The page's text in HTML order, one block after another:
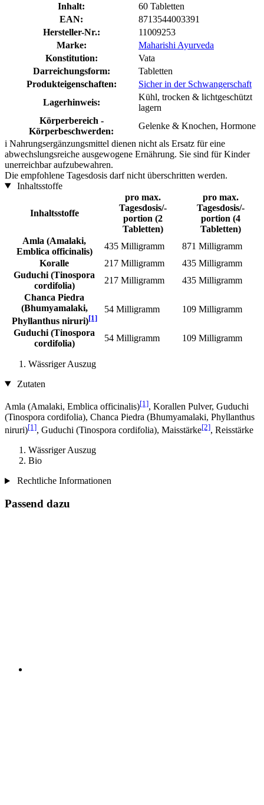
Inhalt:
60 Tabletten
EAN:
8713544003391
Hersteller-Nr.:
11009253
Marke:
Maharishi Ayurveda
Konstitution:
Vata
Darreichungsform:
Tabletten
Produkteigenschaften:
Sicher in der Schwangerschaft
Lagerhinweis:
Kühl, trocken & lichtgeschützt
lagern
Körperbereich -
Körperbeschwerden:
Gelenke & Knochen, Hormone
i Nahrungsergänzungsmittel dienen nicht als Ersatz für eine
abwechslungsreiche ausgewogene Ernährung. Sie sind für Kinder
unerreichbar aufzubewahren.
Die empfohlene Tagesdosis darf nicht überschritten werden.
Inhaltsstoffe
Inhaltsstoffe
pro max.
Tagesdosis/-
portion (2
Tabletten)
pro max.
Tagesdosis/-
portion (4
Tabletten)
Amla (Amalaki,
Emblica officinalis)
435 Milligramm
871 Milligramm
Koralle
217 Milligramm
435 Milligramm
Guduchi (Tinospora
cordifolia)
217 Milligramm
435 Milligramm
Chanca Piedra
(Bhumyamalaki,
Phyllanthus niruri)[1]
54 Milligramm 109 Milligramm
Guduchi (Tinospora
cordifolia)
54 Milligramm 109 Milligramm
Wässriger Auszug
Zutaten
Amla (Amalaki, Emblica officinalis)[1], Korallen Pulver, Guduchi
(Tinospora cordifolia), Chanca Piedra (Bhumyamalaki, Phyllanthus
niruri)[1], Guduchi (Tinospora cordifolia), Maisstärke[2], Reisstärke
Wässriger Auszug
Bio
Rechtliche Informationen
Passend dazu